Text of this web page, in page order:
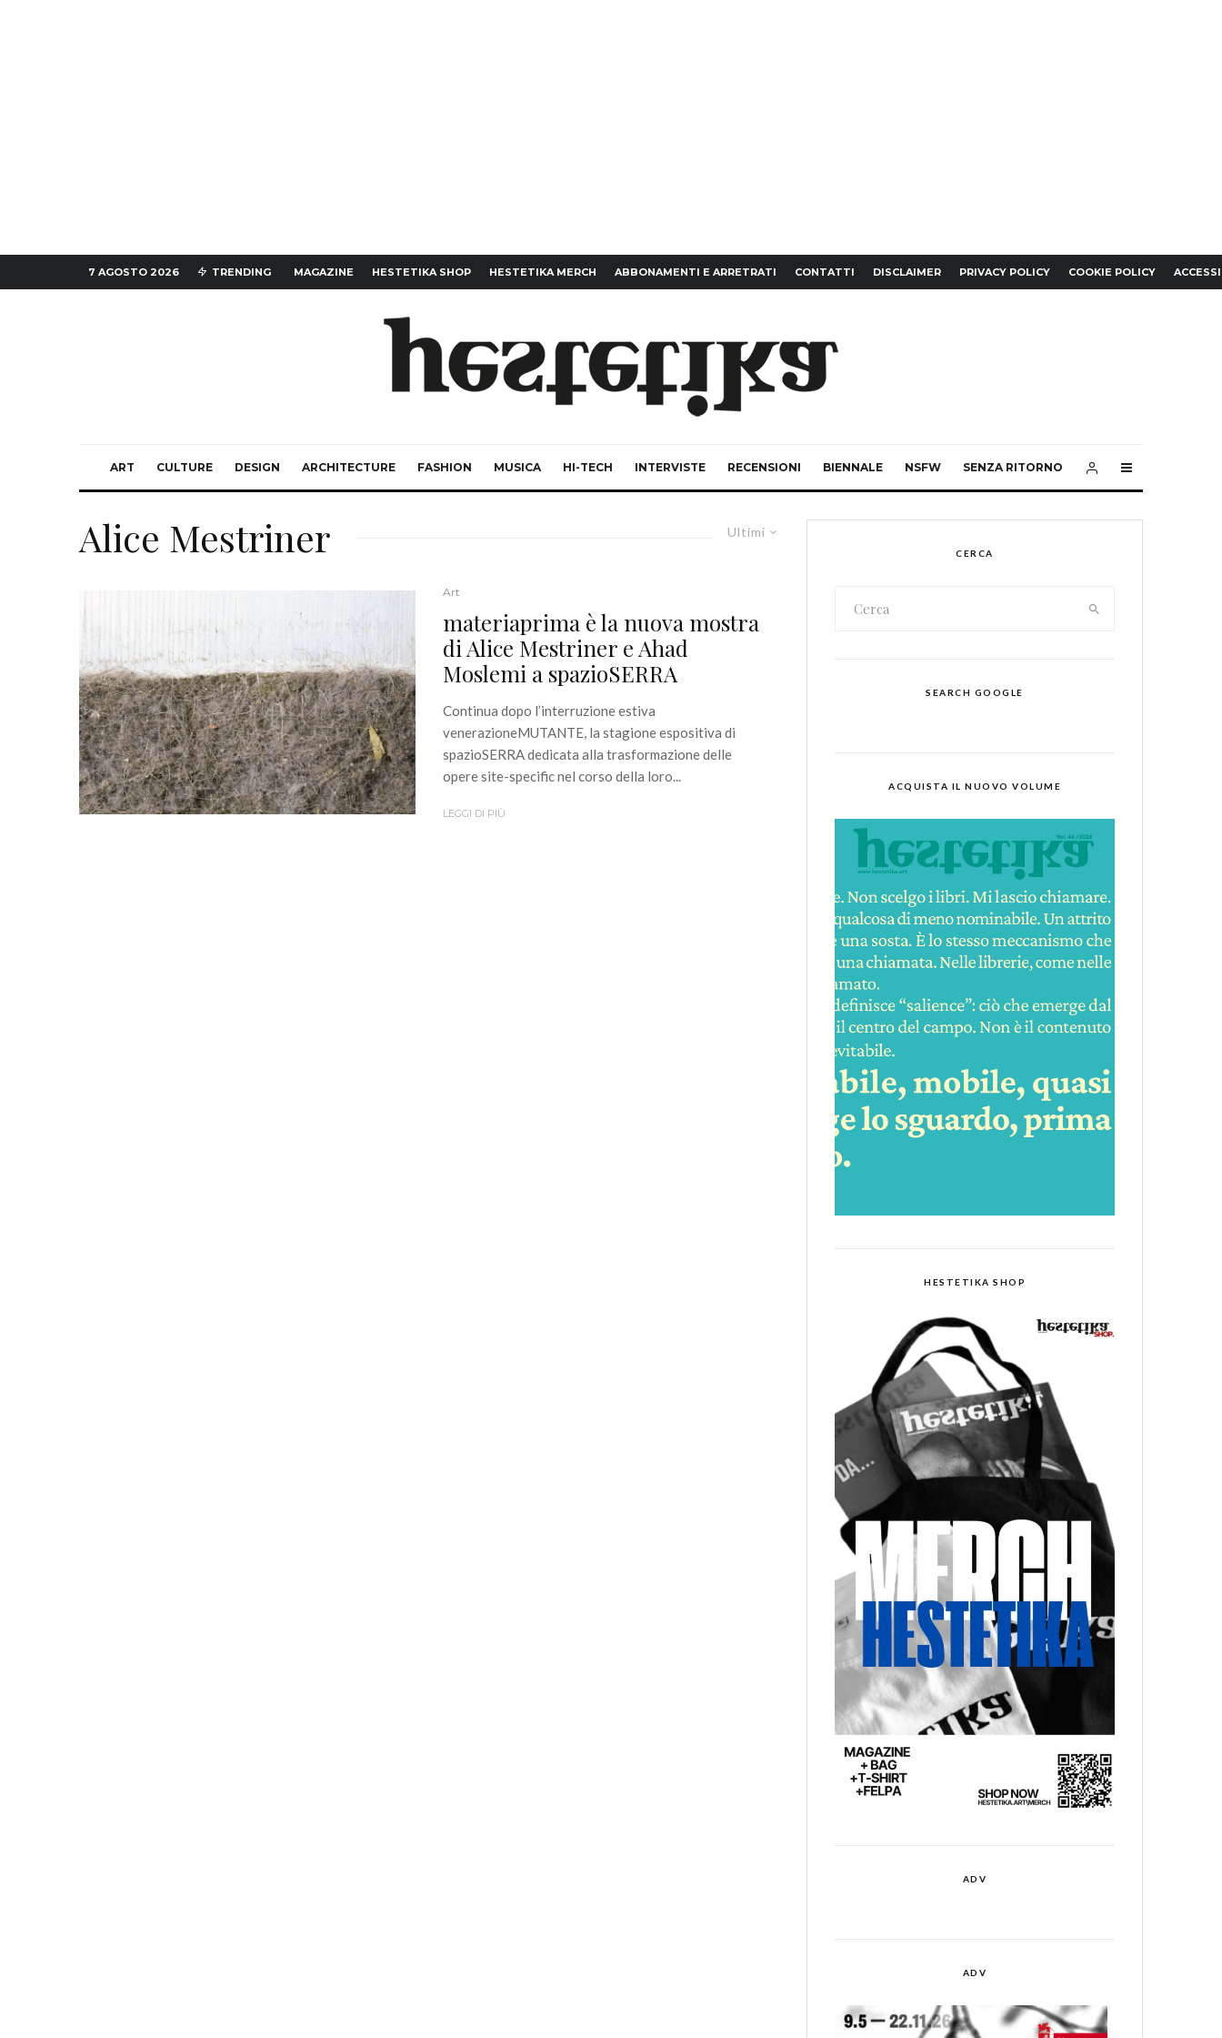
7 AGOSTO 2026 TRENDING MAGAZINE HESTETIKA SHOP HESTETIKA MERCH ABBONAMENTI E ARRETRATI CONTATTI DISCLAIMER PRIVACY POLICY COOKIE POLICY
ART CULTURE DESIGN ARCHITECTURE FASHION MUSICA HI-TECH INTERVISTE RECENSIONI BIENNALE NSFW SENZA RITORNO
Ultimi
Alice Mestriner
Art
materiaprima è la nuova mostra
di Alice Mestriner e Ahad
Moslemi a spazioSERRA
Continua dopo l’interruzione estiva
venerazioneMUTANTE, la stagione espositiva di
spazioSERRA dedicata alla trasformazione delle
opere site-specific nel corso della loro...
LEGGI DI PIÙ
CERCA
SEARCH GOOGLE
ACQUISTA IL NUOVO VOLUME
HESTETIKA SHOP
ADV
ADV